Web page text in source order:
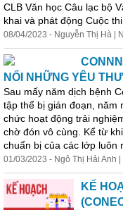
CLB Văn học Câu lạc bộ
khai và phát động Cuộc
08/04/2023 - Nguyễn Thị Hà |
NỐI NHỮNG YÊU
Sau mấy năm dịch bệnh
tập thể bị gián đoạn, năm
chức hoạt động trải
chờ đón vô cùng. Kể từ
chuẩn bị của các lớp luôn
01/03/2023 - Ngô Thị Hải Anh
KẾ